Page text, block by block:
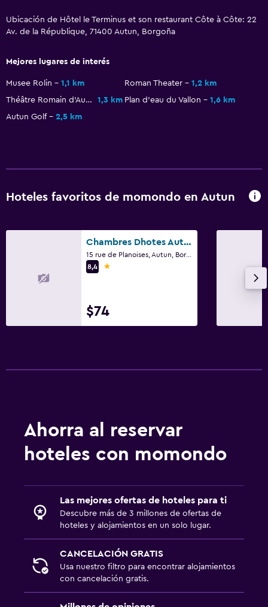
Golf
Ubicación de Hôtel le Terminus et son restaurant Côte à Côte: 22
Av. de la République, 71400 Autun, Borgoña
Mejores lugares de interés
Musee Rolin 1,1 km Roman Theater
1,2 km
Théâtre Romain d'Autun
1,3 km Plan d'eau du Vallon
1,6 km
Autun Golf
2,5 km
Hoteles favoritos de momondo en Autun
Chambres Dhotes Autun
15 rue de Planoises, Autun, Borgoña
8,4
1 estrella
$74
Ahorra al reservar
hoteles con momondo
Las mejores ofertas de hoteles para ti
Descubre más de 3 millones de ofertas de
hoteles y alojamientos en un solo lugar.
CANCELACIÓN GRATIS
Usa nuestro filtro para encontrar alojamientos
con cancelación gratis.